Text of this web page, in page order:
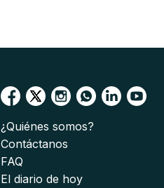
¿Quiénes somos?
Contáctanos
FAQ
El diario de hoy